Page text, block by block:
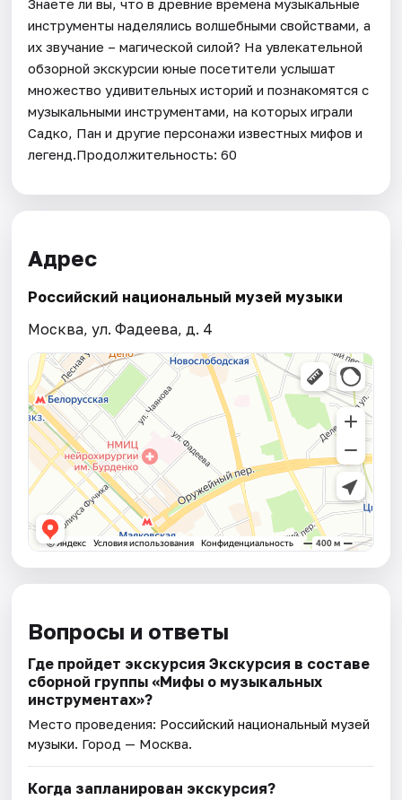
Знаете ли вы, что в древние времена музыкальные
инструменты наделялись волшебными свойствами, а
их звучание – магической силой? На увлекательной
обзорной экскурсии юные посетители услышат
множество удивительных историй и познакомятся с
музыкальными инструментами, на которых играли
Садко, Пан и другие персонажи известных мифов и
легенд.Продолжительность: 60
Адрес
Российский национальный музей музыки
Москва, ул. Фадеева, д. 4
Вопросы и ответы
Где пройдет экскурсия Экскурсия в составе
сборной группы «Мифы о музыкальных
инструментах»?
Место проведения: Российский национальный музей
музыки. Город — Москва.
Когда запланирован экскурсия?